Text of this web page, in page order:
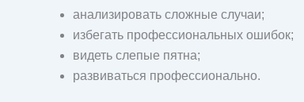
анализировать сложные случаи;
избегать профессиональных ошибок;
видеть слепые пятна;
развиваться профессионально.